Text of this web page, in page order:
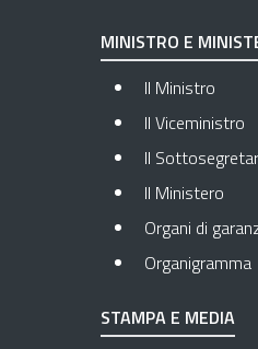
MINISTRO E
Il Ministro
Il Viceministro
Il
Il Ministero
Organi di
Organigramma
STAMPA E MEDIA